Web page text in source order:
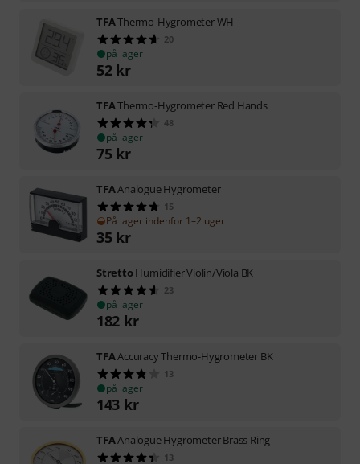
TFAThermo-Hygrometer WH
20
på lager
52 kr
TFAThermo-Hygrometer Red Hands
48
på lager
75 kr
TFAAnalogue Hygrometer
15
På lager indenfor 1–2 uger
35 kr
StrettoHumidifier Violin/Viola BK
23
på lager
182 kr
TFAAccuracy Thermo-Hygrometer BK
13
på lager
143 kr
TFAAnalogue Hygrometer Brass Ring
13